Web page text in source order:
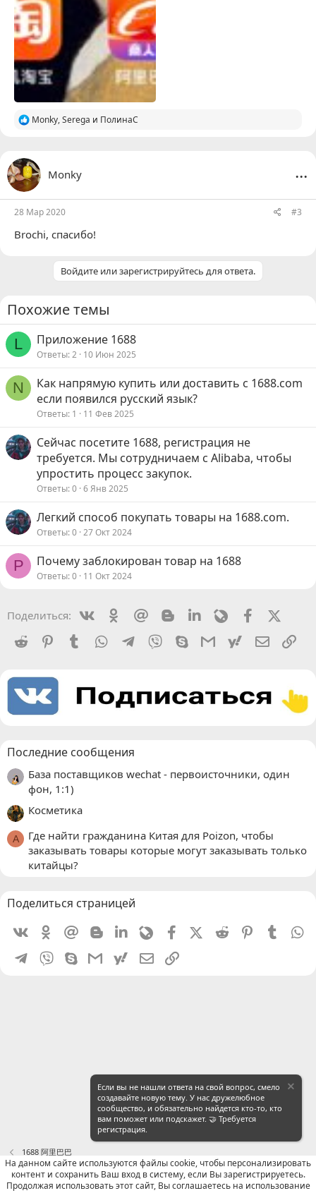
Р
ц
и
и
:
Monky,Serega и ПолинаС
Monky ...
28 Мар 2020 #3
Brochi, спасибо!
Войдите или зарегистрируйтесь для ответа.
Похожие темы
L Приложение 1688
Ответы 2 10 Июн 2025
N
Как напрямую купить или доставить с 1688.com
если появился русский язык?
Ответы 1 11 Фев 2025
Сейчас посетите 1688, регистрация не
требуется. Мы сотрудничаем с Alibaba, чтобы
упростить процесс закупок.
Ответы 0 6 Янв 2025
Легкий способ покупать товары на 1688.com.
Ответы 0 27 Окт 2024
P Почему заблокирован товар на 1688
Ответы 0 11 Окт 2024
Поделиться: VkontakteOdnoklassniki
Mail.ru BloggerLinkedinLivejournalFacebook
Reddit
PinterestTumblr WhatsAppTelegram
Viber SkypeGmailyahoomail
Последние сообщения
База поставщиков wechat - первоисточники, один
фон, 1:1)
Косметика
A
Где найти гражданина Китая для Poizon, чтобы
заказывать товары которые могут заказывать только
китайцы?
Поделиться страницей
VkontakteOdnoklassniki
Mail.ru BloggerLinkedin
LivejournalFacebookX (Twitter)
Reddit PinterestTumblr
Telegram
Viber SkypeGmailyahoomailЭлектронная почта
1688 阿里巴巴
Russian (RU)
Если вы не нашли ответа на свой вопрос, смело
создавайте новую тему. У нас дружелюбное
сообщество, и обязательно найдется кто-то, кто
вам поможет или подскажет. 🤝 Требуется
регистрация.
На данном сайте используются файлы cookie, чтобы персонализировать
контент и сохранить Ваш вход в систему, если Вы зарегистрируетесь.
Продолжая использовать этот сайт, Вы соглашаетесь на использование